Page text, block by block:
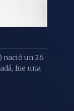
nació un 26
fue una